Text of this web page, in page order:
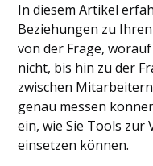
In diesem Artikel
Beziehungen zu
von der Frage,
nicht, bis hin zu der
zwischen
genau messen
ein, wie Sie Tools zur
einsetzen können.